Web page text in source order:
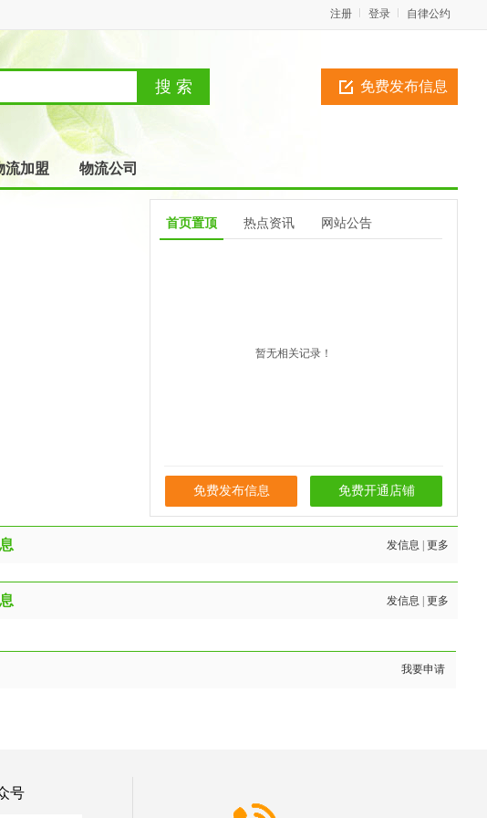
自律公约
登录
注册
免费发布信息
流加盟 物流公司
首页置顶 热点资讯 网站公告
暂无相关记录！
免费发布信息 免费开通店铺
发信息 更多
发信息 更多
我要申请
号